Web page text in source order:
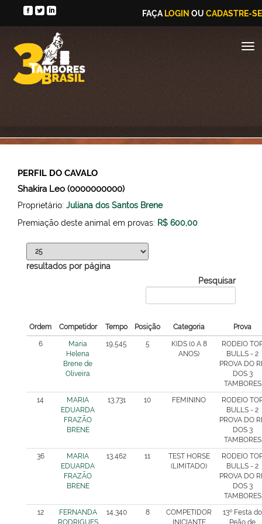
FAÇA LOGIN OU CADASTRE-SE
PERFIL DO CAVALO
Shakira Leo (0000000000)
Proprietário: Juliana dos Santos Brene
Premiação deste animal em provas: R$ 600,00
resultados por página
Pesquisar
Ordem Competidor Tempo Posição Categoria Prova
6
Maria
Helena
Brene de
Oliveira
19,545 5
KIDS (0 A 8
ANOS)
RODEIO
BULLS - 2
PROVA DO
DOS 3
TAMBORES
14
MARIA
EDUARDA
FRAZÃO
BRENE
13,731 10 FEMININO
RODEIO
BULLS - 2
PROVA DO
DOS 3
TAMBORES
36
MARIA
EDUARDA
FRAZÃO
BRENE
13,462 11
TEST HORSE
(LIMITADO)
RODEIO
BULLS - 2
PROVA DO
DOS 3
TAMBORES
12
FERNANDA
RODRIGUES
14,340 8
COMPETIDOR
INICIANTE
13º Festa do
Peão de